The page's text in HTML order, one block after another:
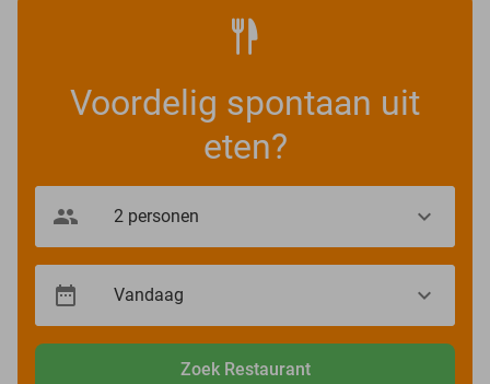
Voordelig spontaan uit
eten?
Zoek Restaurant